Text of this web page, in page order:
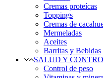
Cremas proteícas
Toppings
Cremas de
Mermeladas
Aceites
Barritas y Bebidas
SALUD Y
Control de peso